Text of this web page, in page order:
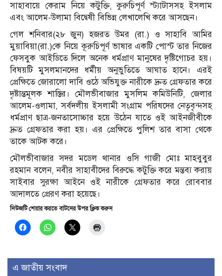
সাহাবায়ে কেরাম নিয়ে কটুক্তি, কুরুচিপূর্ণ স্ট্যাটাসসহ ইসলাম
এবং আলেম-উলামা বিদ্বেষী বিভিন্ন লেখালেখি করে আসছেন।
গেল শনিবার(২৮ জুন) হজরত উমর (রা.) ও সাহাবি আমির
মুয়াবিয়া(রা.)কে নিয়ে কূরুচিপূর্ণ ভাষার একটি পোস্ট তার নিজের
ফেসবুক আইডিতে দিলে অনেক ধর্মপ্রাণ মানুষের দৃষ্টিগোচর হয়।
বিষয়টি মুসলমানদের ধর্মীয় অনুভুতিতে আঘাত হানে। এরই
প্রেক্ষিতে জোরালো দাবি ওঠে অভিযুক্ত নারীকে দ্রুত গ্রেফতার করে
দৃষ্টান্তমূলক শাস্তির। মৌলভীবাজার মুসলিম কমিউনিটি, জেলার
আলেম-ওলামা, সর্বদলীয় ইসলামী সংগ্রাম পরিষদের নেতৃবৃন্দসহ
ধর্মপ্রাণ ছাত্র-জনতাসোচ্চার হয়ে উঠেন যাতে ওই আইনজীবীকে
দ্রুত গ্রেফতার করা হয়। এর প্রেক্ষিতে পুলিশ তার বাসা থেকে
তাকে আটক করে।
মৌলভীবাজার সদর মডেল থানার ওসি গাজী মোঃ মাহবুবুর
রহমান বলেন, নবীর সাহাবীদের বিরুদ্ধে কটুক্তি করে মন্তব্য করায়
সাইবার সুরক্ষা আইনে ওই নারীকে গ্রেফতার করে রোববার
আদালতে প্রেরণ করা হয়েছে।
নিউজটি শেয়ার করতে বাটনের উপর ক্লিক করুন
এ জাতীয় সংবাদ